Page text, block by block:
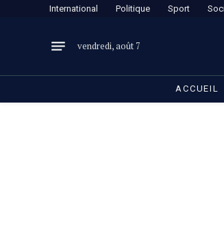
International Politique Sport
vendredi, août 7
ACCUEIL